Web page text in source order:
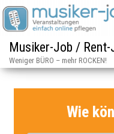
Musiker-Job / Rent-
Weniger BÜRO – mehr ROCKEN!
Wie